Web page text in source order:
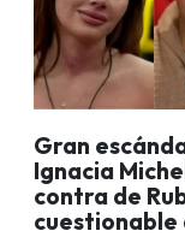
Gran
Ignacia
contra de
cuestionable